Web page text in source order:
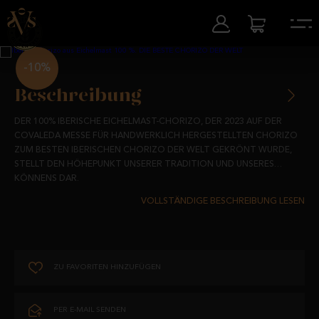
-10%
Beschreibung
DER 100% IBERISCHE EICHELMAST-CHORIZO, DER 2023 AUF DER
COVALEDA MESSE FÜR HANDWERKLICH HERGESTELLTEN CHORIZO
ZUM BESTEN IBERISCHEN CHORIZO DER WELT GEKRÖNT WURDE,
STELLT DEN HÖHEPUNKT UNSERER TRADITION UND UNSERES
KÖNNENS DAR.
WIE JEDER GUTE MEISTER WISSEN WIR, DASS DIE PERFEKTION IN
DEN DEHESAS AUFGEZOGEN WURDEN, IST DIESER CHORIZO EIN
DAS GEWÜRZREZEPT IST EIN GUT GEHÜTETES GEHEIMNIS,
GESCHMACK VERBINDEN, MIT GENAU DER RICHTIGEN PRISE
ZU FAVORITEN HINZUFÜGEN
PER E-MAIL SENDEN